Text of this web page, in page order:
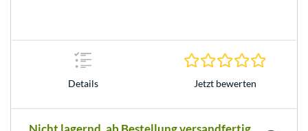
Details Jetzt bewerten